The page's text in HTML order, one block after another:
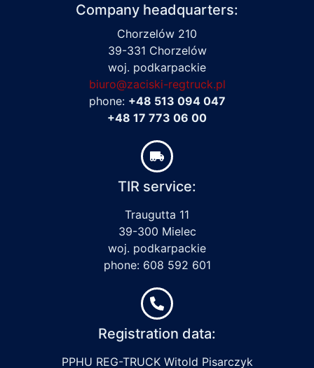
Company headquarters:
Chorzelów 210
39-331 Chorzelów
woj. podkarpackie
biuro@zaciski-regtruck.pl
phone: +48 513 094 047
+48 17 773 06 00
TIR service:
Traugutta 11
39-300 Mielec
woj. podkarpackie
phone: 608 592 601
Registration data:
PPHU REG-TRUCK Witold Pisarczyk